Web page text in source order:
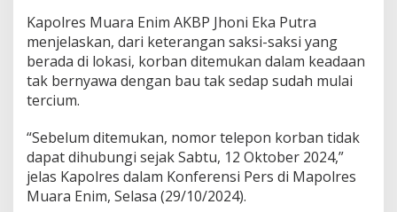
u
n
u
h
a
G
e
l
u
m
Kapolres Muara Enim AKBP Jhoni Eka Putra
menjelaskan, dari keterangan saksi-saksi yang
berada di lokasi, korban ditemukan dalam keadaan
tak bernyawa dengan bau tak sedap sudah mulai
tercium.
“Sebelum ditemukan, nomor telepon korban tidak
dapat dihubungi sejak Sabtu, 12 Oktober 2024,”
jelas Kapolres dalam Konferensi Pers di Mapolres
Muara Enim, Selasa (29/10/2024).